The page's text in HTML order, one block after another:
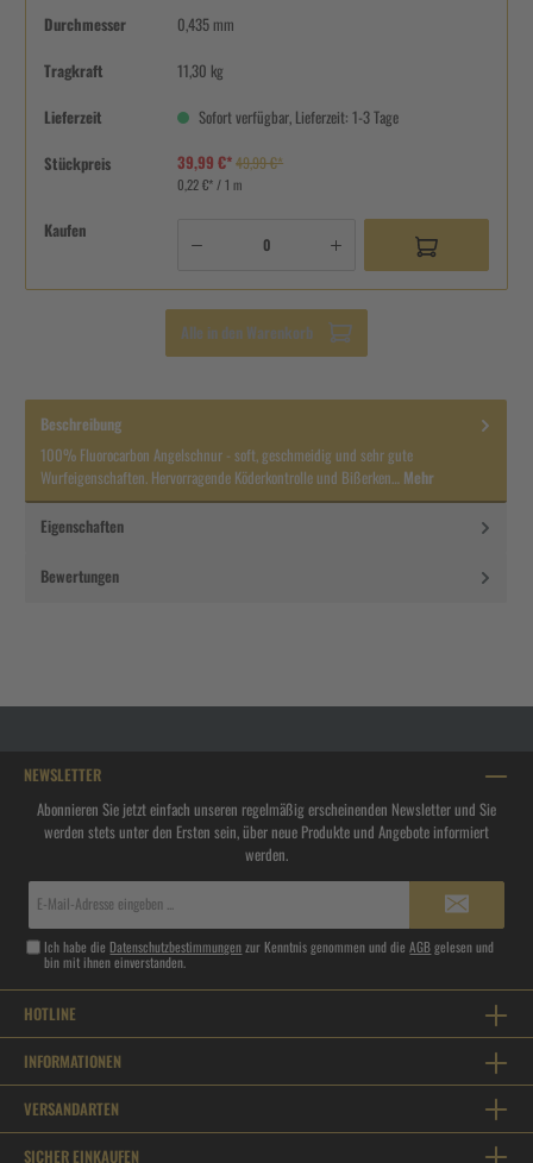
Durchmesser 0,435 mm
Tragkraft 11,30 kg
Lieferzeit Sofort verfügbar, Lieferzeit: 1-3 Tage
Stückpreis 39,99 €*49,99 €*
0,22 €* / 1 m
Kaufen
Alle in den Warenkorb
Beschreibung
100% Fluorocarbon Angelschnur - soft, geschmeidig und sehr gute
Wurfeigenschaften. Hervorragende Köderkontrolle und Bißerken… Mehr
Eigenschaften
Bewertungen
NEWSLETTER
Abonnieren Sie jetzt einfach unseren regelmäßig erscheinenden Newsletter und Sie
werden stets unter den Ersten sein, über neue Produkte und Angebote informiert
werden.
Ich habe die Datenschutzbestimmungenzur Kenntnis genommen und dieAGBgelesen und
bin mit ihnen einverstanden.
HOTLINE
INFORMATIONEN
VERSANDARTEN
SICHER EINKAUFEN